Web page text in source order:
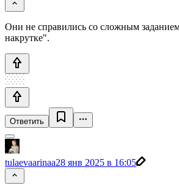
Они не справились со сложным
накрутке".
Ответить
tulaevaarinaa28 янв 2025 в 16:05